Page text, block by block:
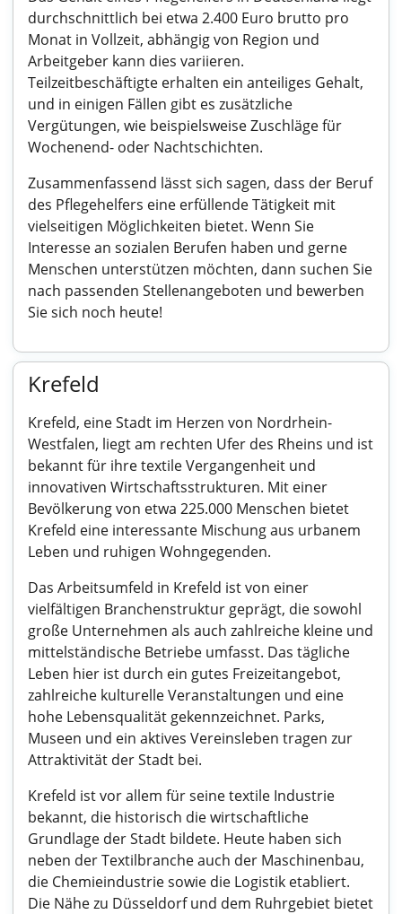
durchschnittlich bei etwa 2.400 Euro brutto pro
Monat in Vollzeit, abhängig von Region und
Arbeitgeber kann dies variieren.
Teilzeitbeschäftigte erhalten ein anteiliges Gehalt,
und in einigen Fällen gibt es zusätzliche
Vergütungen, wie beispielsweise Zuschläge für
Wochenend- oder Nachtschichten.
Zusammenfassend lässt sich sagen, dass der Beruf
des Pflegehelfers eine erfüllende Tätigkeit mit
vielseitigen Möglichkeiten bietet. Wenn Sie
Interesse an sozialen Berufen haben und gerne
Menschen unterstützen möchten, dann suchen Sie
nach passenden Stellenangeboten und bewerben
Sie sich noch heute!
Krefeld
Krefeld, eine Stadt im Herzen von Nordrhein-
Westfalen, liegt am rechten Ufer des Rheins und ist
bekannt für ihre textile Vergangenheit und
innovativen Wirtschaftsstrukturen. Mit einer
Bevölkerung von etwa 225.000 Menschen bietet
Krefeld eine interessante Mischung aus urbanem
Leben und ruhigen Wohngegenden.
Das Arbeitsumfeld in Krefeld ist von einer
vielfältigen Branchenstruktur geprägt, die sowohl
große Unternehmen als auch zahlreiche kleine und
mittelständische Betriebe umfasst. Das tägliche
Leben hier ist durch ein gutes Freizeitangebot,
zahlreiche kulturelle Veranstaltungen und eine
hohe Lebensqualität gekennzeichnet. Parks,
Museen und ein aktives Vereinsleben tragen zur
Attraktivität der Stadt bei.
Krefeld ist vor allem für seine textile Industrie
bekannt, die historisch die wirtschaftliche
Grundlage der Stadt bildete. Heute haben sich
neben der Textilbranche auch der Maschinenbau,
die Chemieindustrie sowie die Logistik etabliert.
Die Nähe zu Düsseldorf und dem Ruhrgebiet bietet